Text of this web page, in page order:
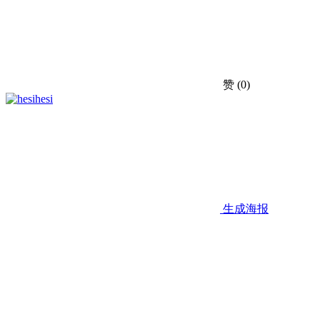
赞 (0)
hesi
生成海报